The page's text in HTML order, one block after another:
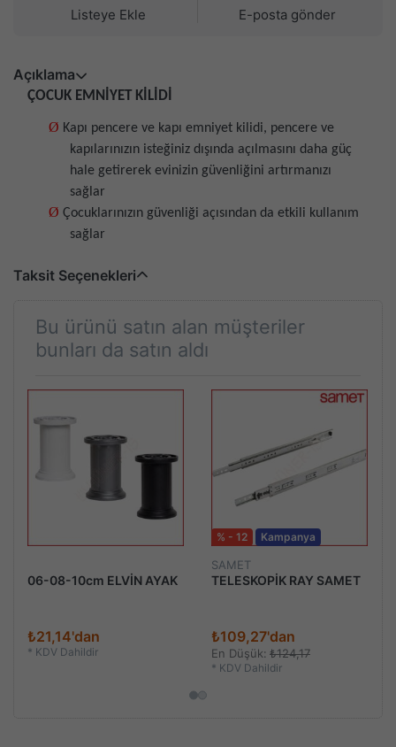
Listeye Ekle E-posta gönder
Açıklama
ÇOCUK EMNİYET KİLİDİ
Ø Kapı pencere ve kapı emniyet kilidi, pencere ve
kapılarınızın isteğiniz dışında açılmasını daha güç
hale getirerek evinizin güvenliğini artırmanızı
sağlar
Ø Çocuklarınızın güvenliği açısından da etkili kullanım
sağlar
Taksit Seçenekleri
Bu ürünü satın alan müşteriler
bunları da satın aldı
06-08-10cm ELVİN AYAK
₺21,14'dan
* KDV Dahildir
% - 12 Kampanya
SAMET
TELESKOPİK RAY SAMET
₺109,27'dan
En Düşük: ₺124,17
* KDV Dahildir